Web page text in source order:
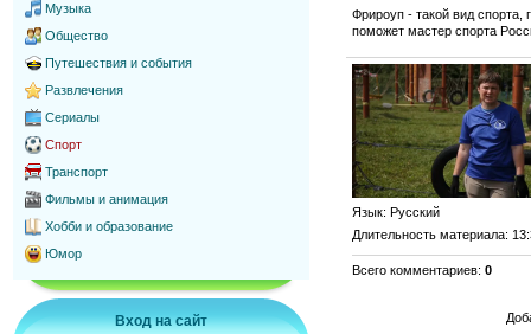
Музыка
Общество
Путешествия и события
Развлечения
Сериалы
Спорт
Транспорт
Фильмы и анимация
Хобби и образование
Юмор
Вход на сайт
Фрироуп - такой вид спорта,
поможет мастер спорта
Язык: Русский
Длительность материала:
Всего комментариев: 0